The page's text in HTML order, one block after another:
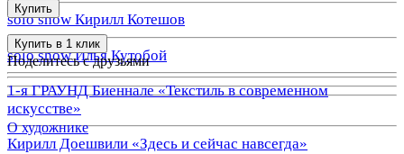
solo show Кирилл Котешов
solo show Илья Кутобой
1-я ГРАУНД Биеннале «Текстиль в современном
искусстве»
Кирилл Доешвили «Здесь и сейчас навсегда»
Купить
Купить в 1 клик
Поделитесь с друзьями
О художнике